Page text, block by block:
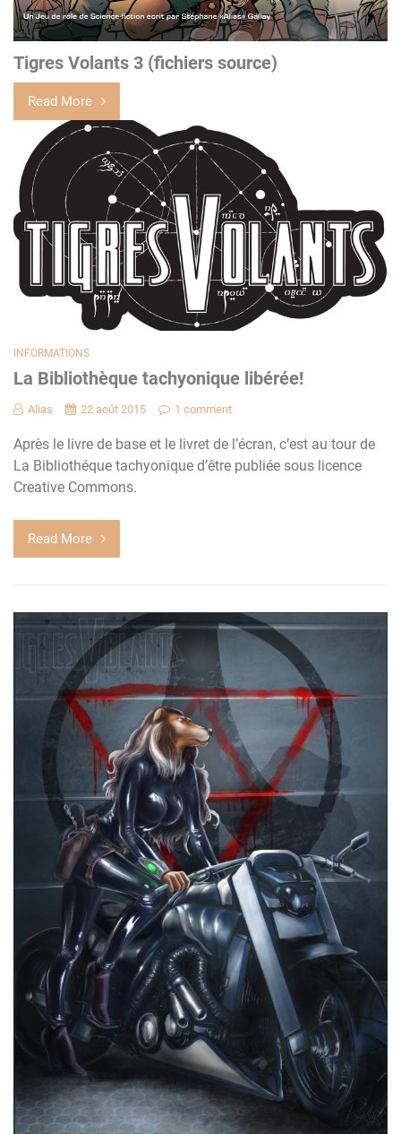
Tigres Volants 3 (fichiers source)
Read More
INFORMATIONS
La Bibliothèque tachyonique libérée!
Alias 22 août 2015 1 comment
Après le livre de base et le livret de l’écran, c’est au tour de
La Bibliothéque tachyonique d’être publiée sous licence
Creative Commons.
Read More